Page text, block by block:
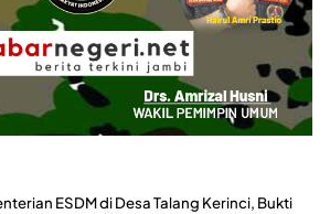
ESDM di Desa Talang Kerinci, Bukti